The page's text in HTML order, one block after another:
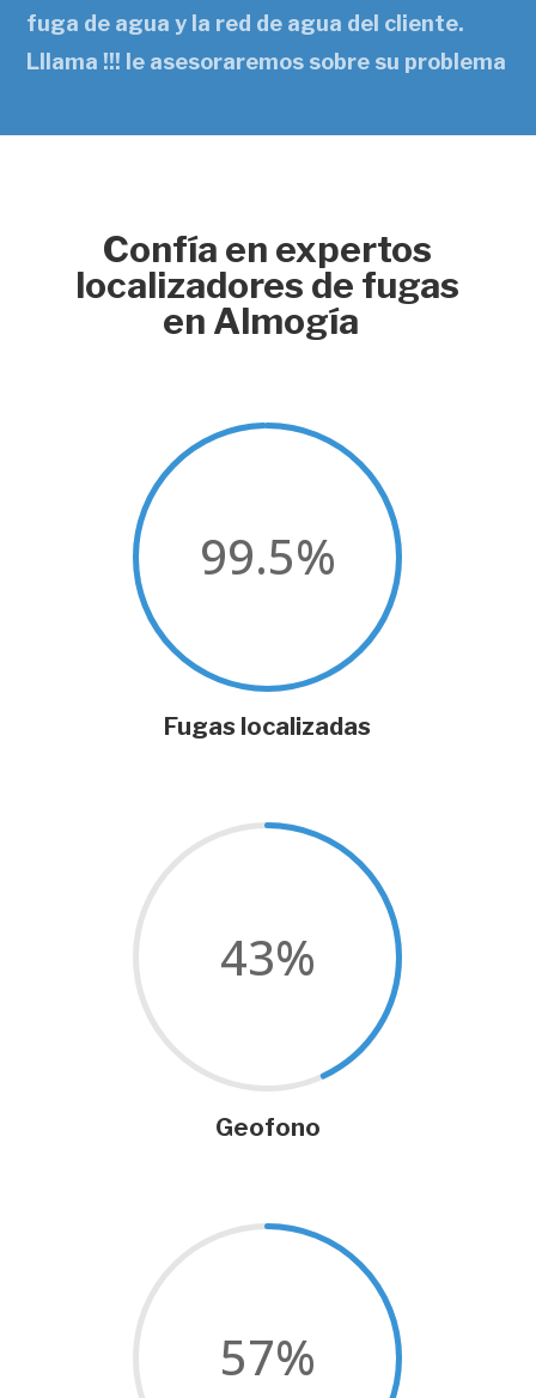
fuga de agua y la red de agua del cliente.
Lllama !!! le asesoraremos sobre su problema
Confía en expertos
localizadores de fugas
en Almogía
99.5%
Fugas localizadas
43%
Geofono
57%